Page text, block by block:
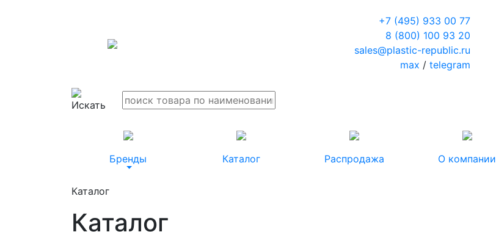
+7 (495) 933 00 77
8 (800) 100 93 20
sales@plastic-republic.ru
max / telegram
Бренды Каталог Распродажа О компании
Каталог
Каталог